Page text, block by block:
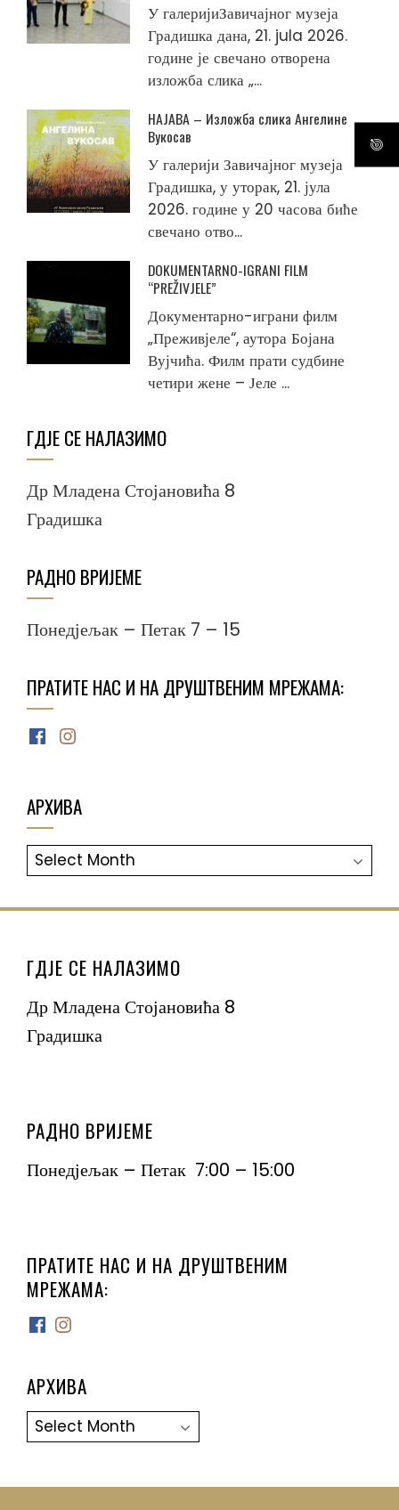
У галеријиЗавичајног музеја
Градишка дана, 21. jula 2026.
године је свечано отворена
изложба слика „...
НАЈАВА – Изложба слика Ангелине
Вукосав
У галерији Завичајног музеја
Градишка, у уторак, 21. јула
2026. године у 20 часова биће
свечано отво...
DOKUMENTARNO-IGRANI FILM
“PREŽIVJELE”
Документарно-играни филм
„Преживјеле“, аутора Бојана
Вујчића. Филм прати судбине
четири жене – Јеле ...
ГДЈЕ СЕ НАЛАЗИМО
Др Младена Стојановића 8
Градишка
РАДНО ВРИЈЕМЕ
Понедјељак – Петак 7 – 15
ПРАТИТЕ НАС И НА ДРУШТВЕНИМ МРЕЖАМА:
Facebook
Instagram
АРХИВА
АРХИВА
ГДЈЕ СЕ НАЛАЗИМО
Др Младена Стојановића 8
Градишка
РАДНО ВРИЈЕМЕ
Понедјељак – Петак 7:00 – 15:00
ПРАТИТЕ НАС И НА ДРУШТВЕНИМ
МРЕЖАМА:
Facebook
Instagram
АРХИВА
Архива